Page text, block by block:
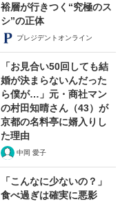
裕層が行きつく“究極のス
シ”の正体
プレジデントオンライン
「お見合い50回しても結
婚が決まらないんだった
ら僕が…」元・商社マン
の村田知晴さん（43）が
京都の名料亭に婿入りし
た理由
中岡 愛子
「こんなに少ないの？」
食べ過ぎは確実に悪影